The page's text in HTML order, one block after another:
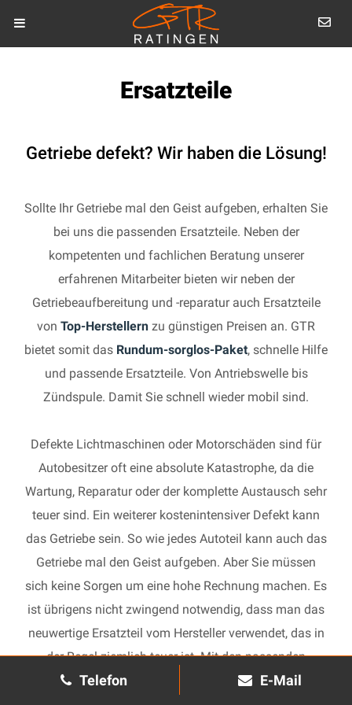
Telefon E-Mail
Ersatzteile
Getriebe defekt? Wir haben die Lösung!
Sollte Ihr Getriebe mal den Geist aufgeben, erhalten Sie
bei uns die passenden Ersatzteile. Neben der
kompetenten und fachlichen Beratung unserer
erfahrenen Mitarbeiter bieten wir neben der
Getriebeaufbereitung und -reparatur auch Ersatzteile
von Top-Herstellern zu günstigen Preisen an. GTR
bietet somit das Rundum-sorglos-Paket, schnelle Hilfe
und passende Ersatzteile. Von Antriebswelle bis
Zündspule. Damit Sie schnell wieder mobil sind.
Defekte Lichtmaschinen oder Motorschäden sind für
Autobesitzer oft eine absolute Katastrophe, da die
Wartung, Reparatur oder der komplette Austausch sehr
teuer sind. Ein weiterer kostenintensiver Defekt kann
das Getriebe sein. So wie jedes Autoteil kann auch das
Getriebe mal den Geist aufgeben. Aber Sie müssen
sich keine Sorgen um eine hohe Rechnung machen. Es
ist übrigens nicht zwingend notwendig, dass man das
neuwertige Ersatzteil vom Hersteller verwendet, das in
der Regel ziemlich teuer ist. Mit den passenden
Ersatzteilen kann jedes gebrauchte Getriebe schnell